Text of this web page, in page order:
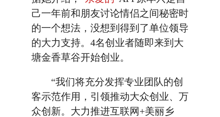
己一年前和朋友讨论情侣之间秘密时
的一个想法，没想到得到了单位领导
的大力支持。4名创业者随即来到大
塘金香草谷开始创业。
“我们将充分发挥专业团队的创
客示范作用，引领推动大众创业、万
众创新。大力推进互联网+美丽乡